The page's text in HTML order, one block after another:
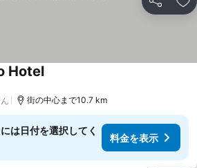
シェア お
Hotel
街の中心まで10.7 km
は日付を選択してく
料金を表示